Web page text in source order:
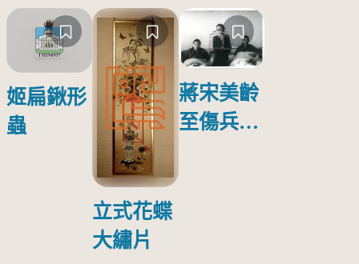
姬扁鍬形
蟲
立式花蝶
大繡片
蔣宋美齡
至傷兵醫
傷日本戰